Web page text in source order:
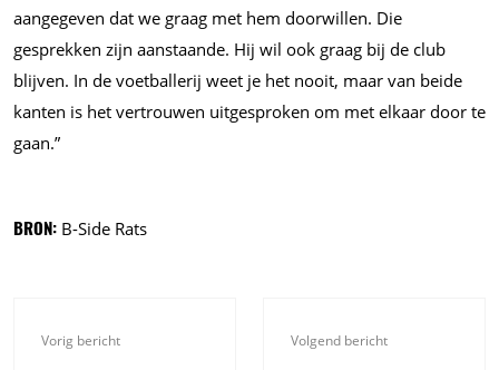
aangegeven dat we graag met hem doorwillen. Die
gesprekken zijn aanstaande. Hij wil ook graag bij de club
blijven. In de voetballerij weet je het nooit, maar van beide
kanten is het vertrouwen uitgesproken om met elkaar door te
gaan.”
BRON: B-Side Rats
Vorig bericht Volgend bericht